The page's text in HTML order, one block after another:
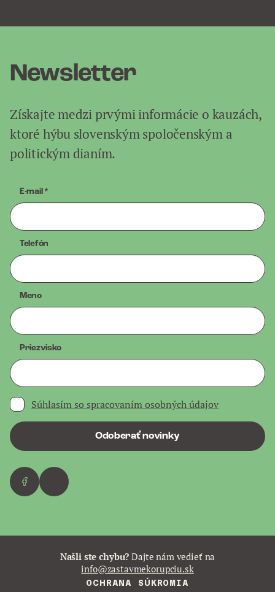
Newsletter
Získajte medzi prvými informácie o kauzách,
ktoré hýbu slovenským spoločenským a
politickým dianím.
E-mail *
Telefón
Meno
Priezvisko
Súhlasím so spracovaním osobných údajov
Odoberať novinky
Našli ste chybu? Dajte nám vedieť na
info@zastavmekorupciu.sk
OCHRANA SÚKROMIA